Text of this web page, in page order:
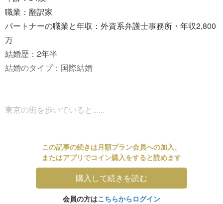
職業：翻訳家
パートナーの職業と年収：外資系弁護士事務所・年収2,800
万
結婚歴：2年半
結婚のタイプ：国際結婚
東京の街を歩いていると......
この記事の続きは月額プラン会員への加入、
またはアプリでコイン購入をすると読めます
購入して続きを読む
会員の方はこちらからログイン